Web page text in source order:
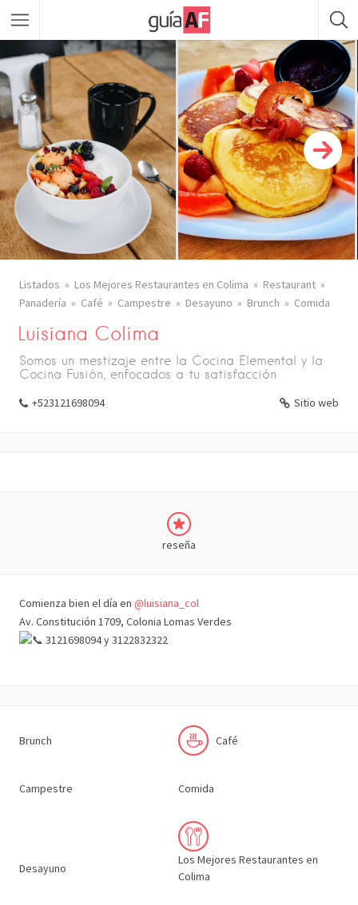
Listados Los Mejores Restaurantes en Colima
Restaurant
Panadería
Café Campestre Desayuno Brunch Comida
Luisiana Colima
Somos un mestizaje entre la Cocina Elemental y la
Cocina Fusión, enfocados a tu satisfacción
+523121698094 Sitio web
reseña
Comienza bien el día en @luisiana_col
Av. Constitución 1709, Colonia Lomas Verdes
3121698094 y 3122832322
Brunch Café
Campestre Comida
Desayuno
Los Mejores Restaurantes en
Colima